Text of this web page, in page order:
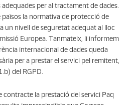
per al tractament de dades.
la normativa de protecció de
un nivell de seguretat adequat al lloc
Europea. Tanmateix, li informem
internacional de dades queda
per a prestar el servici pel remitent,
del RGPD.
contracte la prestació del servici Paq